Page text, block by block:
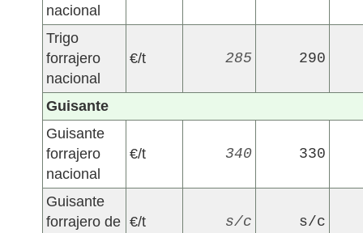
nacional
Trigo
forrajero
nacional
€/t 285 290
Guisante
Guisante
forrajero
nacional
€/t 340 330
Guisante
forrajero de €/t s/c s/c